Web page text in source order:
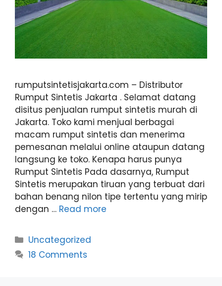
rumputsintetisjakarta.com – Distributor
Rumput Sintetis Jakarta . Selamat datang
disitus penjualan rumput sintetis murah di
Jakarta. Toko kami menjual berbagai
macam rumput sintetis dan menerima
pemesanan melalui online ataupun datang
langsung ke toko. Kenapa harus punya
Rumput Sintetis Pada dasarnya, Rumput
Sintetis merupakan tiruan yang terbuat dari
bahan benang nilon tipe tertentu yang mirip
dengan … Read more
Categories
Uncategorized
18 Comments